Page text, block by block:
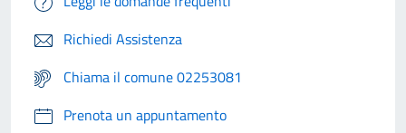
Richiedi Assistenza
Chiama il comune 02253081
Prenota un appuntamento